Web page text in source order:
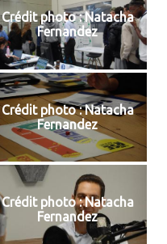
Crédit photo : Natacha
Fernandez
Crédit photo : Natacha
Fernandez
Crédit photo : Natacha
Fernandez